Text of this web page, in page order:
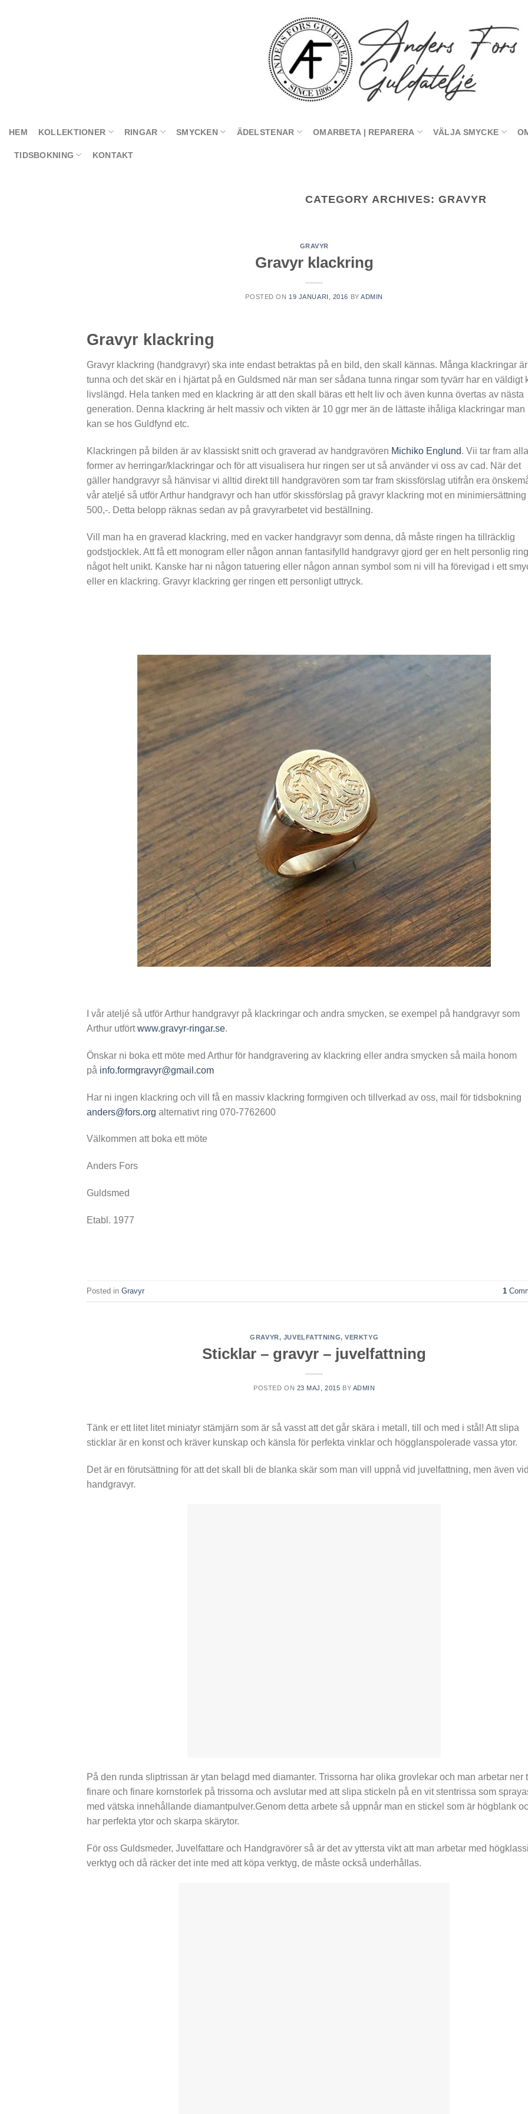
HEM KOLLEKTIONER RINGAR SMYCKEN ÄDELSTENAR OMARBETA | REPARERA VÄLJA SMYCKE
TIDSBOKNING KONTAKT
CATEGORY ARCHIVES: GRAVYR
GRAVYR
Gravyr klackring
POSTED ON 19 JANUARI, 2016 BYADMIN
Gravyr klackring
Gravyr klackring (handgravyr) ska inte endast betraktas på en bild, den skall kännas. Många klackringar är
tunna och det skär en i hjärtat på en Guldsmed när man ser sådana tunna ringar som tyvärr har en väldigt
livslängd. Hela tanken med en klackring är att den skall bäras ett helt liv och även kunna övertas av nästa
generation. Denna klackring är helt massiv och vikten är 10 ggr mer än de lättaste ihåliga klackringar man
kan se hos Guldfynd etc.
Klackringen på bilden är av klassiskt snitt och graverad av handgravören Michiko Englund. Vii tar fram alla
former av herringar/klackringar och för att visualisera hur ringen ser ut så använder vi oss av cad. När det
gäller handgravyr så hänvisar vi alltid direkt till handgravören som tar fram skissförslag utifrån era
vår ateljé så utför Arthur handgravyr och han utför skissförslag på gravyr klackring mot en minimiersättning
500,-. Detta belopp räknas sedan av på gravyrarbetet vid beställning.
Vill man ha en graverad klackring, med en vacker handgravyr som denna, då måste ringen ha tillräcklig
godstjocklek. Att få ett monogram eller någon annan fantasifylld handgravyr gjord ger en helt personlig
något helt unikt. Kanske har ni någon tatuering eller någon annan symbol som ni vill ha förevigad i ett
eller en klackring. Gravyr klackring ger ringen ett personligt uttryck.
I vår ateljé så utför Arthur handgravyr på klackringar och andra smycken, se exempel på handgravyr som
Arthur utförtwww.gravyr-ringar.se.
Önskar ni boka ett möte med Arthur för handgravering av klackring eller andra smycken så maila honom
på info.formgravyr@gmail.com
Har ni ingen klackring och vill få en massiv klackring formgiven och tillverkad av oss, mail för tidsbokning
anders@fors.org alternativt ring 070-7762600
Välkommen att boka ett möte
Anders Fors
Guldsmed
Etabl. 1977
Posted in Gravyr 1
GRAVYR, JUVELFATTNING,VERKTYG
Sticklar – gravyr – juvelfattning
POSTED ON 23 MAJ, 2015 BY ADMIN
Tänk er ett litet litet miniatyr stämjärn som är så vasst att det går skära i metall, till och med i stål! Att slipa
sticklar är en konst och kräver kunskap och känsla för perfekta vinklar och högglanspolerade vassa ytor.
Det är en förutsättning för att det skall bli de blanka skär som man vill uppnå vid juvelfattning, men även
handgravyr.
På den runda sliptrissan är ytan belagd med diamanter. Trissorna har olika grovlekar och man arbetar ner
finare och finare kornstorlek på trissorna och avslutar med att slipa stickeln på en vit stentrissa som
med vätska innehållande diamantpulver.Genom detta arbete så uppnår man en stickel som är högblank
har perfekta ytor och skarpa skärytor.
För oss Guldsmeder, Juvelfattare och Handgravörer så är det av yttersta vikt att man arbetar med
verktyg och då räcker det inte med att köpa verktyg, de måste också underhållas.